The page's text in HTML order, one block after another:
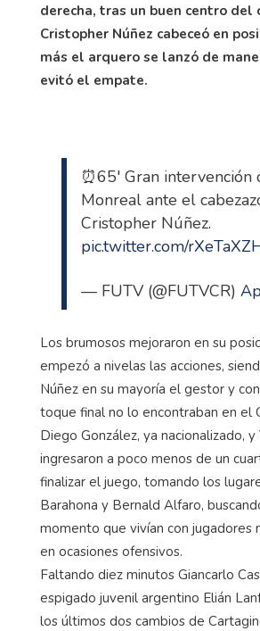
derecha, tras un buen centro del
Cristopher Núñez cabeceó en
más el arquero se lanzó de
evitó el empate.
⏰65' Gran intervención
Monreal ante el
Cristopher Núñez.
pic.twitter.com/
— FUTV (@FUTVCR)
Los brumosos mejoraron en su
empezó a nivelas las acciones,
Núñez en su mayoría el gestor y
toque final no lo encontraban en el
Diego González, ya nacionalizado,
ingresaron a poco menos de un
finalizar el juego, tomando los
Barahona y Bernald Alfaro,
momento que vivían con jugadores
en ocasiones ofensivos.
Faltando diez minutos Giancarlo
espigado juvenil argentino Elián
los últimos dos cambios de